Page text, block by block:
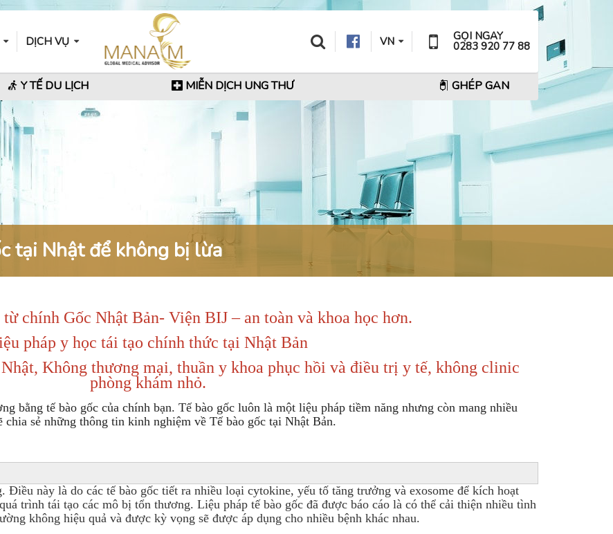
DỊCH VỤ VN GỌI NGAY
0283 920 77 88
Y TẾ DU LỊCH MIỄN DỊCH UNG THƯ GHÉP GAN
tại Nhật để không bị lừa
chính Gốc Nhật Bản- Viện BIJ – an toàn và khoa học hơn.
pháp y học tái tạo chính thức tại Nhật Bản
Không thương mại, thuần y khoa phục hồi và điều trị y tế, không clinic
phòng khám nhỏ.
bằng tế bào gốc của chính bạn. Tế bào gốc luôn là một liệu pháp tiềm năng nhưng còn mang nhiều
sẻ những thông tin kinh nghiệm về Tế bào gốc tại Nhật Bản.
Điều này là do các tế bào gốc tiết ra nhiều loại cytokine, yếu tố tăng trưởng và exosome để kích hoạt
trình tái tạo các mô bị tổn thương. Liệu pháp tế bào gốc đã được báo cáo là có thể cải thiện nhiều tình
không hiệu quả và được kỳ vọng sẽ được áp dụng cho nhiều bệnh khác nhau.